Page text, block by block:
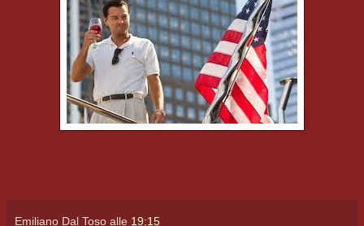
Emiliano Dal Toso alle 19:15